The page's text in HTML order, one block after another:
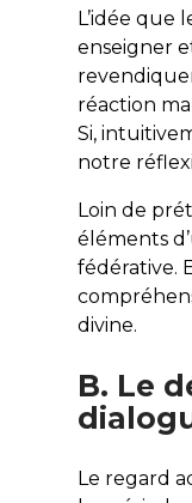
L’idée que
enseigner
réaction
Si,
notre
Loin de
éléments
fédérative.
divine.
B. Le
Le regard